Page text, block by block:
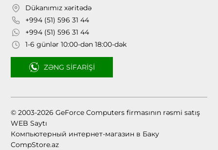
Dükanımız xəritədə
+994 (51) 596 31 44
+994 (51) 596 31 44
1-6 günlər 10:00-dən 18:00-dək
ZƏNG SIFARIŞI
© 2003-2026 GeForce Computers firmasının rəsmi satış
WEB Saytı
Компьютерный интернет-магазин в Баку
CompStore.az